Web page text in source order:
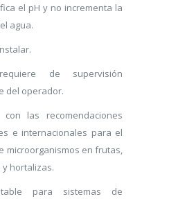
el pH y no incrementa la
agua.
de supervisión
del operador.
con las recomendaciones
e internacionales para el
microorganismos en frutas,
hortalizas.
para sistemas de